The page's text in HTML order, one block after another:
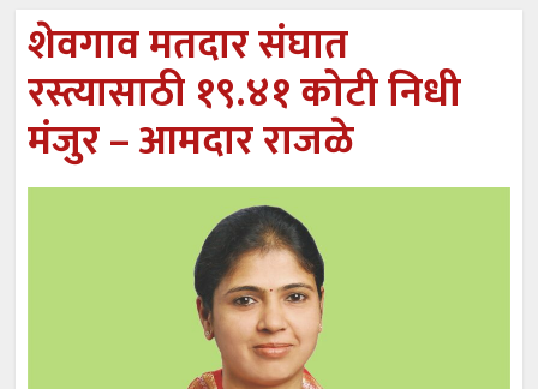
काळे
आत्मामालिक गुरूकूलाचे २२८ विद्यार्थी शिष्यवृत्तीस पात्र
ईच्छा आणि मेहनतीच्या बळावर यश मिळवता येते – शिवप्रसाद
पंडोरे
आमदार आशुतोष काळे यांचा वाढदिवस विविध सामाजिक
उपक्रमांनी साजरा
शेवगाव मतदार संघात
रस्त्यासाठी १९.४१ कोटी निधी
मंजुर – आमदार राजळे